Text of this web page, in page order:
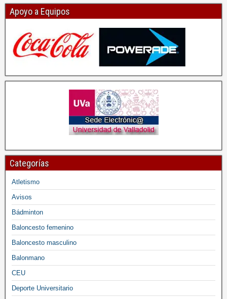
Apoyo a Equipos
Categorías
Atletismo
Avisos
Bádminton
Baloncesto femenino
Baloncesto masculino
Balonmano
CEU
Deporte Universitario